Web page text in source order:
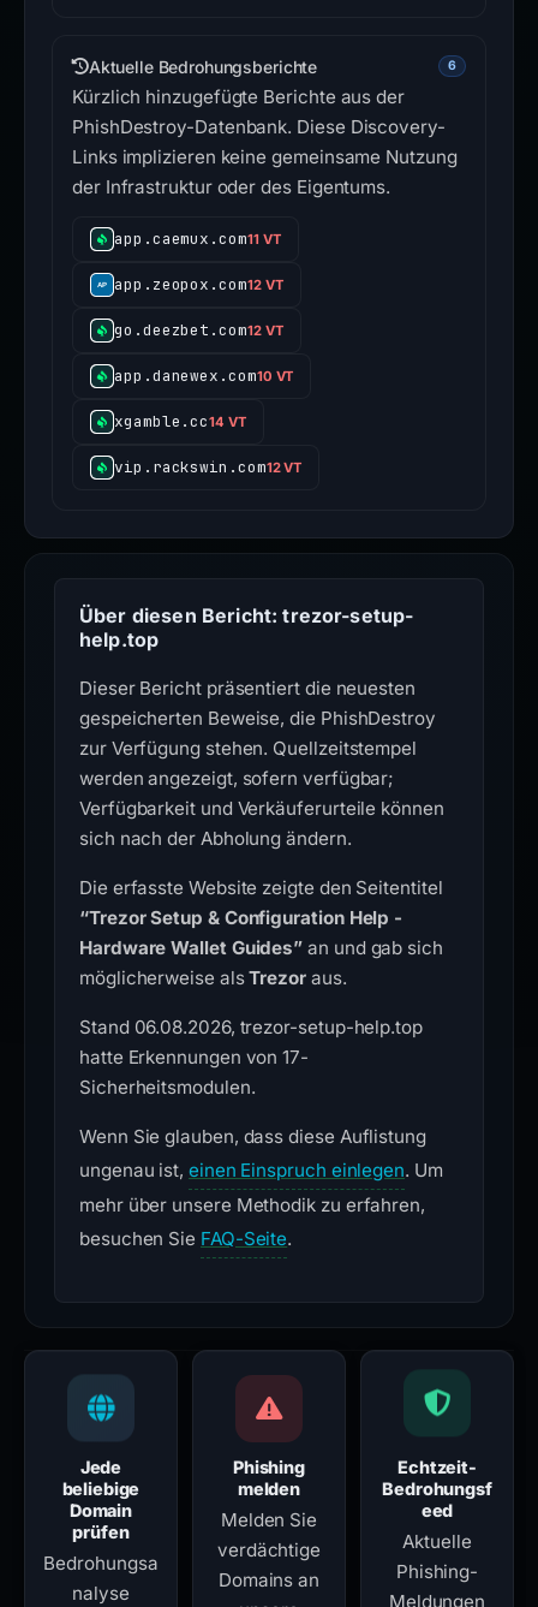
Aktuelle Bedrohungsberichte 6
Kürzlich hinzugefügte Berichte aus der
PhishDestroy-Datenbank. Diese Discovery-
Links implizieren keine gemeinsame Nutzung
der Infrastruktur oder des Eigentums.
app.caemux.com11 VT
app.zeopox.com12 VT
go.deezbet.com12 VT
app.danewex.com10 VT
xgamble.cc14 VT
vip.rackswin.com12 VT
Über diesen Bericht: trezor-setup-
help.top
Dieser Bericht präsentiert die neuesten
gespeicherten Beweise, die PhishDestroy
zur Verfügung stehen. Quellzeitstempel
werden angezeigt, sofern verfügbar;
Verfügbarkeit und Verkäuferurteile können
sich nach der Abholung ändern.
Die erfasste Website zeigte den Seitentitel
“Trezor Setup & Configuration Help -
Hardware Wallet Guides” an und gab sich
möglicherweise alsTrezor aus.
Stand 06.08.2026, trezor-setup-help.top
hatte Erkennungen von 17-
Sicherheitsmodulen.
Wenn Sie glauben, dass diese Auflistung
ungenau ist, einen Einspruch einlegen. Um
mehr über unsere Methodik zu erfahren,
besuchen Sie FAQ-Seite.
Jede
beliebige
Domain
prüfen
Bedrohungsa
nalyse
Phishing
melden
Melden Sie
verdächtige
Domains an
Echtzeit-
Bedrohungsf
eed
Aktuelle
Phishing-
Meldungen